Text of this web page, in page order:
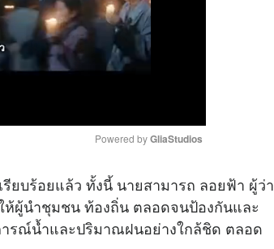
M
u
t
Powered by GliaStudios
ยบร้อยแล้ว ทั้งนี้ นายสามารถ ลอยฟ้า ผู้ว่า
ห้ผู้นำชุมชน ท้องถิ่น ตลอดจนป้องกันและ
ารณ์น้ำและปริมาณฝนอย่างใกล้ชิด ตลอด